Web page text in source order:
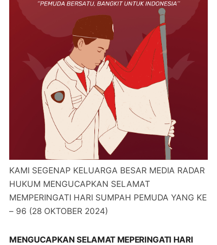
KAMI SEGENAP KELUARGA BESAR MEDIA RADAR
HUKUM MENGUCAPKAN SELAMAT
MEMPERINGATI HARI SUMPAH PEMUDA YANG KE
– 96 (28 OKTOBER 2024)
MENGUCAPKAN SELAMAT MEPERINGATI HARI